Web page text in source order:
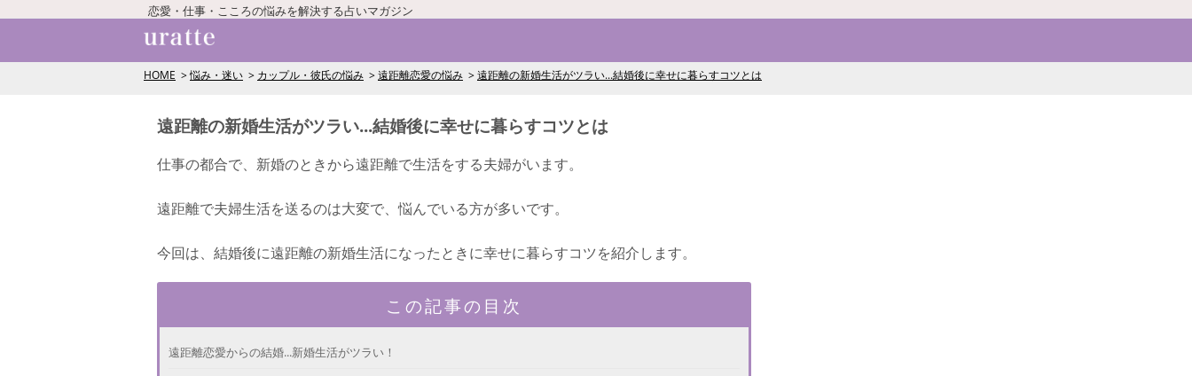
恋愛・仕事・こころの悩みを解決する占いマガジン
HOME 悩み・迷い カップル・彼氏の悩み 遠距離恋愛の悩み 遠距離の新婚生活がツラい...結婚後に幸せに暮らすコツとは
遠距離の新婚生活がツラい...結婚後に幸せに暮らすコツとは
仕事の都合で、新婚のときから遠距離で生活をする夫婦がいます。
遠距離で夫婦生活を送るのは大変で、悩んでいる方が多いです。
今回は、結婚後に遠距離の新婚生活になったときに幸せに暮らすコツを紹介します。
この記事の目次
遠距離恋愛からの結婚...新婚生活がツラい！